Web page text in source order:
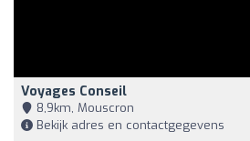
Voyages Conseil
8,9km, Mouscron
Bekijk adres en contactgegevens